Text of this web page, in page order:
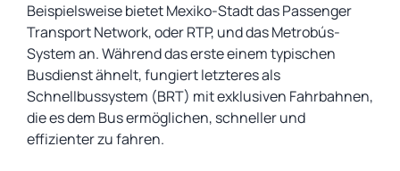
Beispielsweise bietet Mexiko-Stadt das Passenger
Transport Network, oder RTP, und das Metrobús-
System an. Während das erste einem typischen
Busdienst ähnelt, fungiert letzteres als
Schnellbussystem (BRT) mit exklusiven Fahrbahnen,
die es dem Bus ermöglichen, schneller und
effizienter zu fahren.